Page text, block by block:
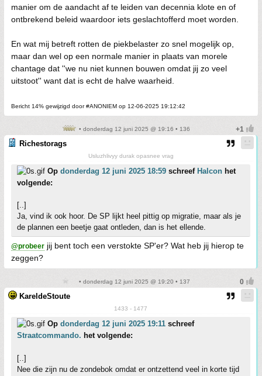
manier om de aandacht af te leiden van decennia klote en of
ontbrekend beleid waardoor iets geslachtofferd moet worden.
En wat mij betreft rotten de piekbelaster zo snel mogelijk op,
maar dan wel op een normale manier in plaats van morele
chantage dat ''we nu niet kunnen bouwen omdat jij zo veel
uitstoot'' want dat is echt de halve waarheid.
Bericht 14% gewijzigd door #ANONIEM op 12-06-2025 19:12:42
• donderdag 12 juni 2025 @ 19:16 • 136
Richestorags
Usluzhlivyy durak opasnee vrag
Op donderdag 12 juni 2025 18:59 schreef Halcon het
volgende:
[..]
Ja, vind ik ook hoor. De SP lijkt heel pittig op migratie, maar als je
de plannen een beetje gaat ontleden, dan is het ellende.
@probeer jij bent toch een verstokte SP'er? Wat heb jij hierop te
zeggen?
• donderdag 12 juni 2025 @ 19:20 • 137
KareldeStoute
1433 - 1477
Op donderdag 12 juni 2025 19:11 schreef
Straatcommando. het volgende:
[..]
Nee die zijn nu de zondebok omdat er ontzettend veel in korte tijd